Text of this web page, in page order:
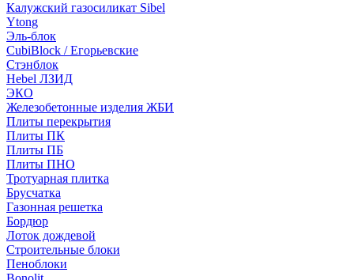
Калужский газосиликат Sibel
Ytong
Эль-блок
CubiBlock / Егорьевские
Стэнблок
Hebel ЛЗИД
ЭКО
Железобетонные изделия ЖБИ
Плиты перекрытия
Плиты ПК
Плиты ПБ
Плиты ПНО
Тротуарная плитка
Брусчатка
Газонная решетка
Бордюр
Лоток дождевой
Строительные блоки
Пеноблоки